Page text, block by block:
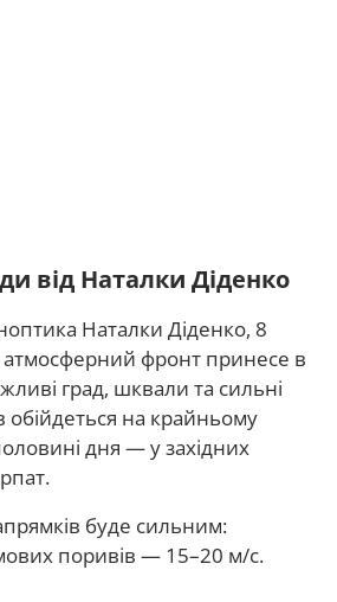
від Наталки Діденко
Наталки Діденко, 8
фронт принесе в
град, шквали та сильні
обійдеться на крайньому
дня — у західних
буде сильним:
поривів — 15–20 м/с.